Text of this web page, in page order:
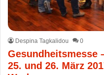
Despina Tagkalidou 0
Gesundheitsmesse
25. und 26. März